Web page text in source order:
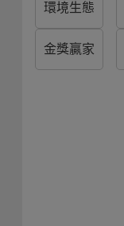
環境生態
金獎贏家